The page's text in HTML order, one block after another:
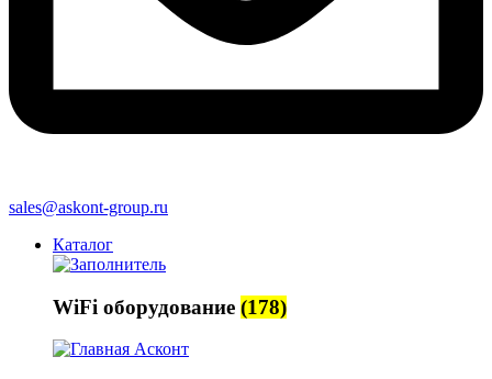
sales@askont-group.ru
Каталог
WiFi оборудование (178)